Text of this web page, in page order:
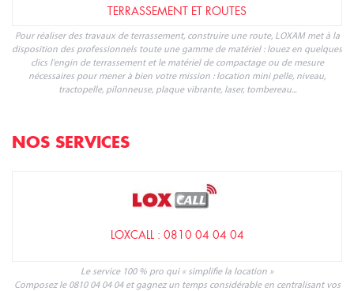
TERRASSEMENT ET ROUTES
Pour réaliser des travaux de terrassement, construire une route, LOXAM met à la
disposition des professionnels toute une gamme de matériel : louez en quelques
clics l'engin de terrassement et le matériel de compactage ou de mesure
nécessaires pour mener à bien votre mission : location mini pelle, niveau,
tractopelle, pilonneuse, plaque vibrante, laser, tombereau...
NOS SERVICES
LOXCALL : 0810 04 04 04
Le service 100 % pro qui « simplifie la location »
Composez le 0810 04 04 04 et gagnez un temps considérable en centralisant vos